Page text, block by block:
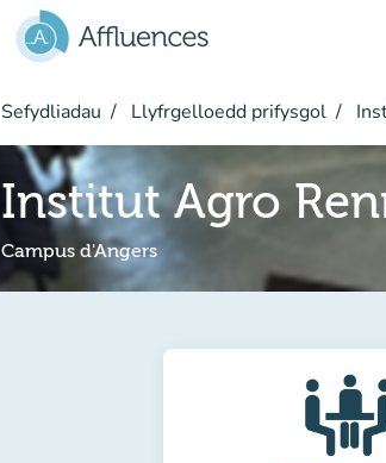
Sefydliadau Llyfrgelloedd prifysgol
Institut Agro
Campus d'Angers